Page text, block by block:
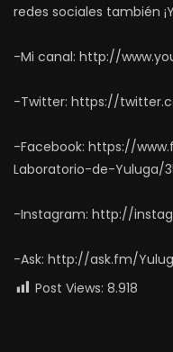
redes sociales también
-Mi canal: http://
-Twitter: https://
-Facebook: https://
Laboratorio-de-Yuluga/
-Instagram: http://
-Ask: http://ask.fm/
Post Views: 8.918